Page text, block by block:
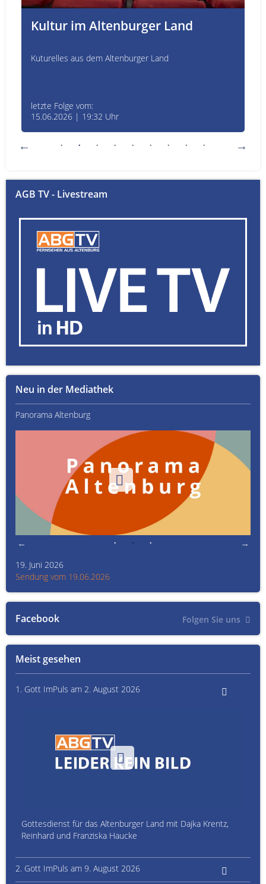
Kultur im Altenburger Land
Kuturelles aus dem Altenburger Land
letzte Folge vom:
15.06.2026 | 19:32 Uhr
AGB TV - Livestream
Meist gesehen
1. Gott ImPuls am 2. August 2026
Gottesdienst für das Altenburger Land mit Dajka Krentz,
Reinhard und Franziska Haucke
2. Gott ImPuls am 9. August 2026
Facebook Folgen Sie uns
Neu in der Mediathek
Panorama Altenburg
19. Juni 2026
Sendung vom 19.06.2026